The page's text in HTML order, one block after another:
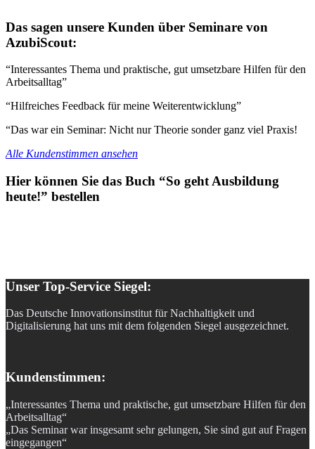
Das sagen unsere Kunden über Seminare von
AzubiScout:
“Interessantes Thema und praktische, gut umsetzbare Hilfen für den
Arbeitsalltag”
“Hilfreiches Feedback für meine Weiterentwicklung”
“Das war ein Seminar: Nicht nur Theorie sonder ganz viel Praxis!
Alle Kundenstimmen ansehen
Hier können Sie das Buch “So geht Ausbildung
heute!” bestellen
Unser Top-Service Siegel:
Das Deutsche Innovationsinstitut für Nachhaltigkeit und
Digitalisierung hat uns mit dem folgenden Siegel ausgezeichnet.
Kundenstimmen:
„Interessantes Thema und praktische, gut umsetzbare Hilfen für den
Arbeitsalltag“
„Das Seminar war insgesamt sehr gelungen, Sie sind gut auf Fragen
eingegangen“